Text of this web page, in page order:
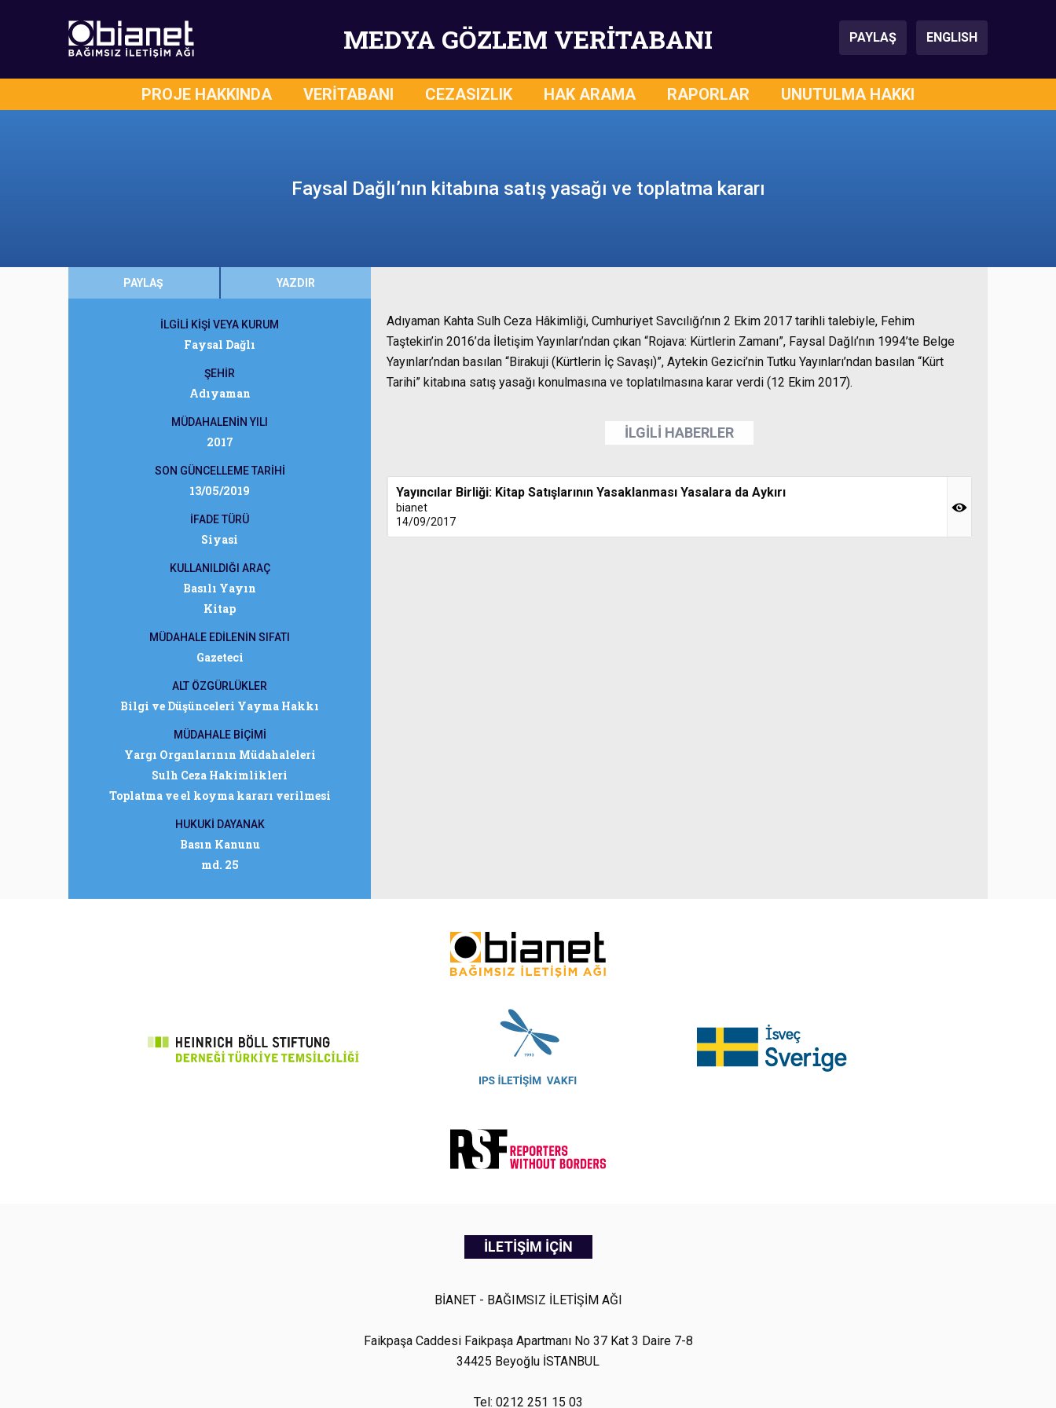
MEDYA GÖZLEM VERİTABANI PAYLAŞ ENGLISH
PROJE HAKKINDA VERİTABANI CEZASIZLIK HAK ARAMA RAPORLAR UNUTULMA HAKKI
Faysal Dağlı’nın kitabına satış yasağı ve toplatma kararı
PAYLAŞ YAZDIR
İLGİLİ KİŞİ VEYA KURUM
Faysal Dağlı
ŞEHİR
Adıyaman
MÜDAHALENİN YILI
2017
SON GÜNCELLEME TARİHİ
13/05/2019
İFADE TÜRÜ
Siyasi
KULLANILDIĞI ARAÇ
Basılı Yayın
Kitap
MÜDAHALE EDİLENİN SIFATI
Gazeteci
ALT ÖZGÜRLÜKLER
Bilgi ve Düşünceleri Yayma Hakkı
MÜDAHALE BİÇİMİ
Yargı Organlarının Müdahaleleri
Sulh Ceza Hakimlikleri
Toplatma ve el koyma kararı verilmesi
HUKUKİ DAYANAK
Basın Kanunu
md. 25
Adıyaman Kahta Sulh Ceza Hâkimliği, Cumhuriyet Savcılığı’nın 2 Ekim 2017 tarihli talebiyle, Fehim
Taştekin’in 2016’da İletişim Yayınları’ndan çıkan “Rojava: Kürtlerin Zamanı”, Faysal Dağlı’nın 1994’te Belge
Yayınları’ndan basılan “Birakuji (Kürtlerin İç Savaşı)”, Aytekin Gezici’nin Tutku Yayınları’ndan basılan “Kürt
Tarihi” kitabına satış yasağı konulmasına ve toplatılmasına karar verdi (12 Ekim 2017).
İLGİLİ HABERLER
Yayıncılar Birliği: Kitap Satışlarının Yasaklanması Yasalara da Aykırı
bianet
14/09/2017
İLETİŞİM İÇİN
BİANET - BAĞIMSIZ İLETİŞİM AĞI
Faikpaşa Caddesi Faikpaşa Apartmanı No 37 Kat 3 Daire 7-8
34425 Beyoğlu İSTANBUL
Tel: 0212 251 15 03